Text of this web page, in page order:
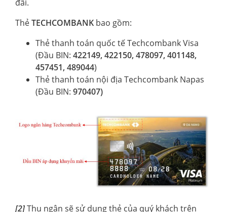
đãi.
ThẻTECHCOMBANK bao gồm:
Thẻ thanh toán quốc tế Techcombank Visa
(Đầu BIN: 422149, 422150, 478097, 401148,
457451, 489044)
Thẻ thanh toán nội địa Techcombank Napas
(Đầu BIN: 970407)
[2]Thu ngân sẽ sử dụng thẻ của quý khách trên